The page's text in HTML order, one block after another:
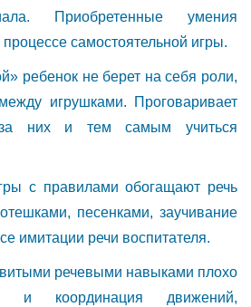
Приобретенные умения
самостоятельной игры.
ребенок не берет на себя роли,
игрушками. Проговаривает
них и тем самым учиться
с правилами обогащают речь
песенками, заучивание
имитации речи воспитателя.
речевыми навыками плохо
и координация движений,